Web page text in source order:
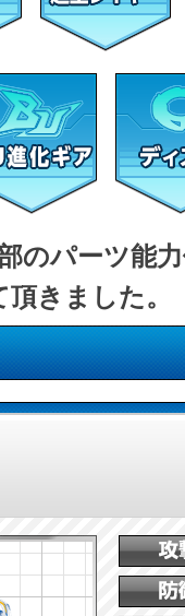
のパーツ能
きました。